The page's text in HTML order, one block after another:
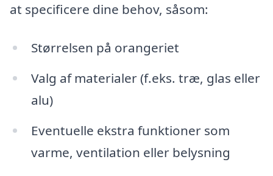
at specificere dine behov, såsom:
Størrelsen på orangeriet
Valg af materialer (f.eks. træ, glas eller
alu)
Eventuelle ekstra funktioner som
varme, ventilation eller belysning